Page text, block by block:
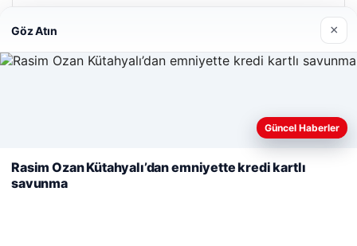
Web sitemizi nasıl kullandığınızı daha iyi anlayabilmek,
kullanıyoruz.
Çerez Politikamız
Reddet
Göz Atın ×
Güncel Haberler
Rasim Ozan Kütahyalı’dan emniyette kredi kartlı
savunma